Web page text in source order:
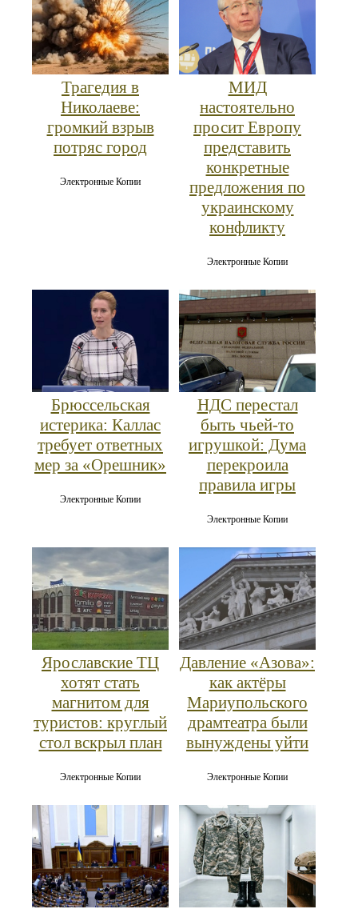
Трагедия в
Николаеве:
громкий взрыв
потряс город
Электронные Копии
МИД
настоятельно
просит Европу
представить
конкретные
предложения по
украинскому
конфликту
Электронные Копии
Брюссельская
истерика: Каллас
требует ответных
мер за «Орешник»
Электронные Копии
НДС перестал
быть чьей-то
игрушкой: Дума
перекроила
правила игры
Электронные Копии
Ярославские ТЦ
хотят стать
магнитом для
туристов: круглый
стол вскрыл план
Электронные Копии
Давление «Азова»:
как актёры
Мариупольского
драмтеатра были
вынуждены уйти
Электронные Копии